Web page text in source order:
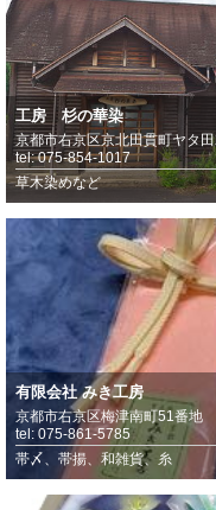
工房 杉の華染
京都市右京区京北田貫町ヤタ
tel: 075-854-1017
草木染めなど
有限会社 みき工房
京都市右京区梅津南町51番地
tel: 075-861-5785
帯〆、帯揚、和雑貨、糸